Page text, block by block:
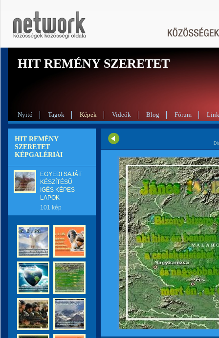
HIT REMÉNY SZERETET
Nyitó Tagok Képek Videók Blog Fórum
HIT REMÉNY
SZERETET
KÉPGALÉRIÁI
EGYEDI SAJÁT
KÉSZÍTÉSŰ
IGÉS KÉPES
LAPOK
101 kép